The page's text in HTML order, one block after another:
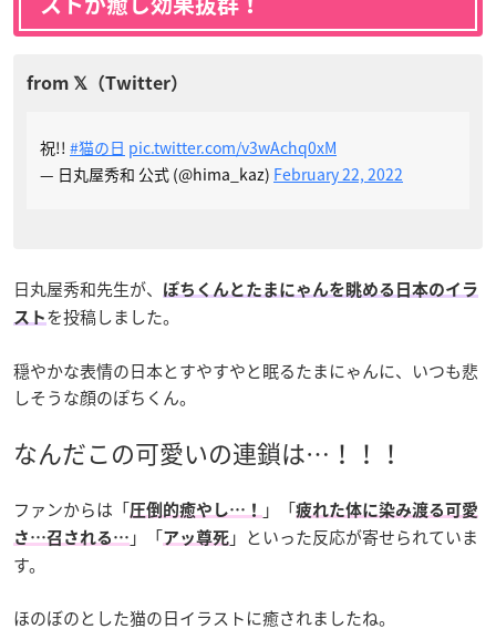
ストが癒し効果抜群！
祝!! #猫の日 pic.twitter.com/v3wAchq0xM
— 日丸屋秀和 公式 (@hima_kaz) February 22, 2022
日丸屋秀和先生が、
ぽちくんとたまにゃんを眺める日本のイラ
スト を投稿しました。
穏やかな表情の日本とすやすやと眠るたまにゃんに、いつも悲
しそうな顔のぽちくん。
なんだこの可愛いの連鎖は…！！！
ファンからは「圧倒的癒やし…！ 」「疲れた体に染み渡る可愛
さ…召される… 」「アッ尊死 」といった反応が寄せられていま
す。
ほのぼのとした猫の日イラストに癒されましたね。